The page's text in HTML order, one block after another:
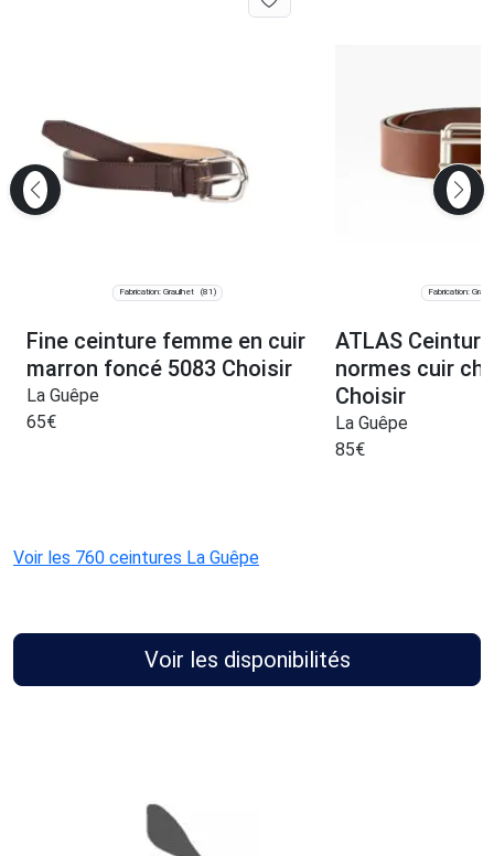
Fabrication: Graulhet (81)
Fine ceinture femme en cuir
marron foncé 5083 Choisir
La Guêpe
65€
Fabrication:
ATLAS
normes cuir
Choisir
La Guêpe
85€
Voir les 760 ceintures La Guêpe
Voir les disponibilités